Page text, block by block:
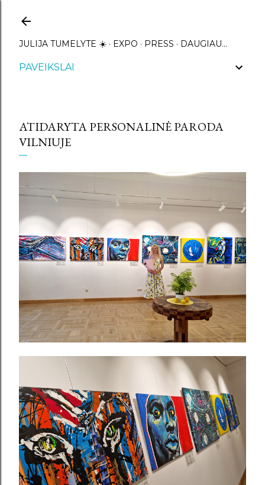
JULIJA TUMELYTE ☀️ EXPO PRESS DAUGIAU…
PAVEIKSLAI
ATIDARYTA PERSONALINĖ PARODA
VILNIUJE